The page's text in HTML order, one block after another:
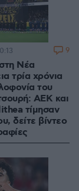
Νέα
τρία χρόνια
του
ΑΕΚ και
τίμησαν
δείτε βίντεο
9